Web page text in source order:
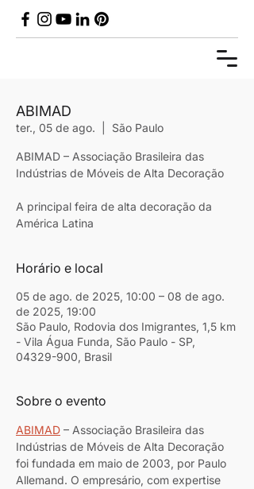
ABIMAD
ter., 05 de ago. São Paulo
ABIMAD – Associação Brasileira das
Indústrias de Móveis de Alta Decoração
A principal feira de alta decoração da
América Latina
Horário e local
05 de ago. de 2025, 10:00 – 08 de ago.
de 2025, 19:00
São Paulo, Rodovia dos Imigrantes, 1,5 km
- Vila Água Funda, São Paulo - SP,
04329-900, Brasil
Sobre o evento
ABIMAD – Associação Brasileira das
Indústrias de Móveis de Alta Decoração
foi fundada em maio de 2003, por Paulo
Allemand. O empresário, com expertise